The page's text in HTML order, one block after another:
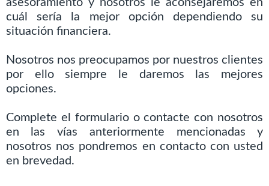
asesoramiento y nosotros le aconsejaremos en
cuál sería la mejor opción dependiendo su
situación financiera.
Nosotros nos preocupamos por nuestros clientes
por ello siempre le daremos las mejores
opciones.
Complete el formulario o contacte con nosotros
en las vías anteriormente mencionadas y
nosotros nos pondremos en contacto con usted
en brevedad.